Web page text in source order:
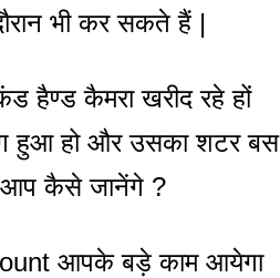
भी कर सकते हैं |
हैण्ड कैमरा खरीद रहे हों
हुआ हो और उसका शटर बस
आप कैसे जानेंगे ?
आपके बड़े काम आयेगा